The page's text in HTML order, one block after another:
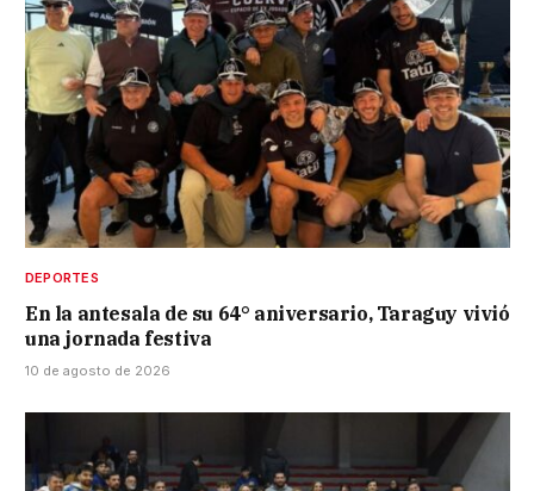
DEPORTES
En la antesala de su 64° aniversario, Taraguy vivió
una jornada festiva
10 de agosto de 2026